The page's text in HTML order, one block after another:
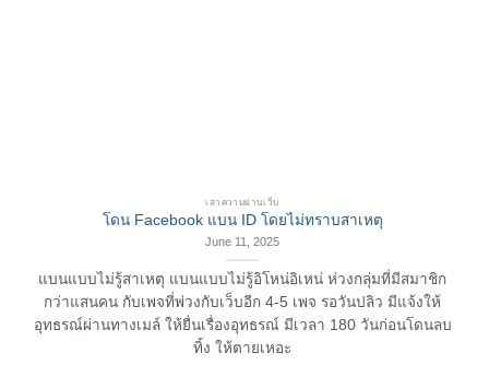
เล่าความผ่านเว็บ
โดน Facebook แบน ID โดยไม่ทราบสาเหตุ
June 11, 2025
แบนแบบไม่รู้สาเหตุ แบนแบบไม่รู้อิโหน่อิเหน่ ห่วงกลุ่มที่มีสมาชิก
กว่าแสนคน กับเพจที่พ่วงกับเว็บอีก 4-5 เพจ รอวันปลิว มีแจ้งให้
อุทธรณ์ผ่านทางเมล์ ให้ยื่นเรื่องอุทธรณ์ มีเวลา 180 วันก่อนโดนลบ
ทิ้ง ให้ตายเหอะ